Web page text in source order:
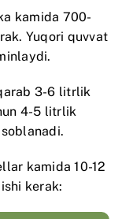
kamida 700-
Yuqori quvvat
3-6 litrlik
4-5 litrlik
kamida 10-12
kerak: